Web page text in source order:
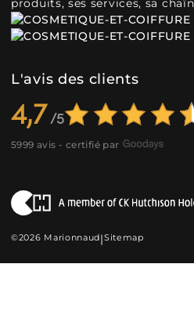
produits, ses services, sa
L'avis des clients
4,7
5999 avis - certifié par
©2026 Marionnaud|Sitemap